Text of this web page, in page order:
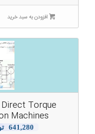
افزودن به سبد خرید
Torque
Machines
641,280